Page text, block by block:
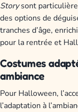
Storysont
des options de
tranches d’âge,
pour la rentrée et
Costumes
ambiance
Pour Halloween,
l’adaptation à